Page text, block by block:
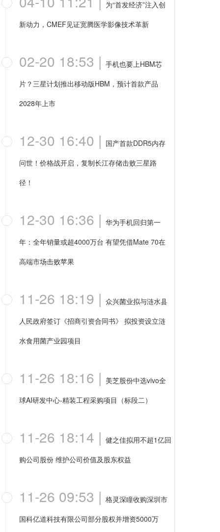
为“首发经济”注入创
新动力，CMEF见证宽腾医学影像技术革新
02-20 18:53 | 手机也要上HBM芯
片？三星计划推出移动版HBM，预计首款产品
2028年上市
12-30 16:40 | 国产首款DDR5内存
问世！价格战开启，复制长江存储击败三星路
径！
12-30 16:36 | 华为手机回归第一
年：全年销量或超4000万台 有望凭借Mate 70在
高端市场击败苹果
11-26 18:19 | 众兴菌业拟与涟水县
人民政府签订《招商引资合同书》 拟投资设立涟
水食用菌产业园项目
11-26 18:16 | 美芝股份中选vivo全
球AI研发中心-精装工程采购项目（标段二）
11-26 18:14 | 健之佳拟用不超1亿回
购公司股份 维护公司价值及股东权益
11-26 09:53 | 格灵深瞳收购深圳市
国科亿道科技有限公司部分股权并增资5000万